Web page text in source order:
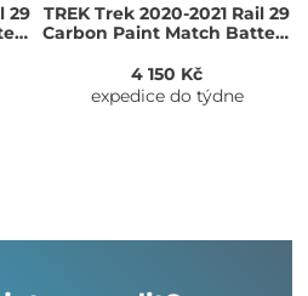
29
TREK Trek 2020-2021 Rail 29
Carbon Paint Match Battery
Green/Nautical Navy
4 150 Kč
expedice do týdne